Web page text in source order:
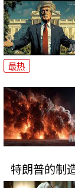
最热
特朗普的制